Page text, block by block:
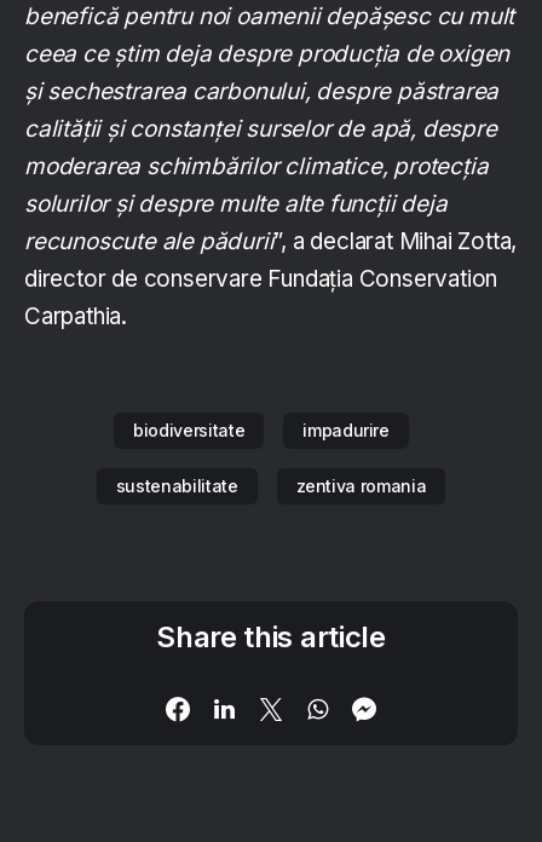
benefică pentru noi oamenii depășesc cu mult
ceea ce știm deja despre producția de oxigen
și sechestrarea carbonului, despre păstrarea
calității și constanței surselor de apă, despre
moderarea schimbărilor climatice, protecția
solurilor și despre multe alte funcții deja
recunoscute ale pădurii”, a declarat Mihai Zotta,
director de conservare Fundația Conservation
Carpathia.
biodiversitate impadurire
sustenabilitate zentiva romania
Share this article